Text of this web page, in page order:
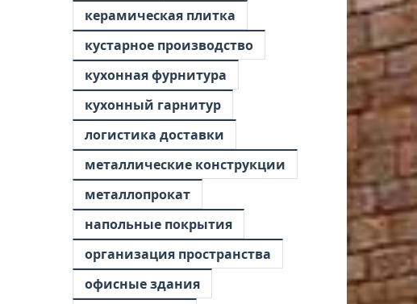
керамическая плитка
кустарное производство
кухонная фурнитура
кухонный гарнитур
логистика доставки
металлические конструкции
металлопрокат
напольные покрытия
организация пространства
офисные здания